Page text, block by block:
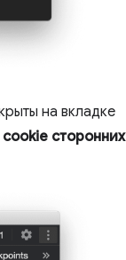
на вкладке
сторонних